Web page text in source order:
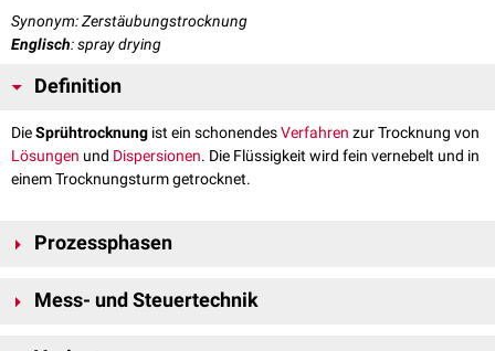
Synonym: Zerstäubungstrocknung
Englisch: spray drying
Definition
DieSprühtrocknung ist ein schonendesVerfahren zur Trocknung von
Lösungen und Dispersionen. Die Flüssigkeit wird fein vernebelt und in
einem Trocknungsturm getrocknet.
Prozessphasen
werden:Mess- und Steuertechnik